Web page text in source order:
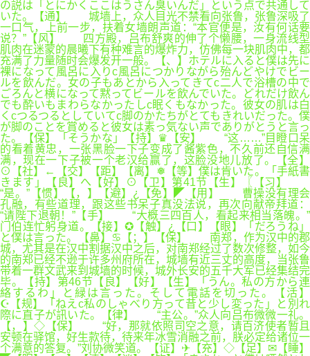
の説は「とにかくここはうさん臭いんだ」という点で共通して
いた。【通】 城墙上，众人目光不禁看向张鲁，张鲁深吸了
一口气，上前一步，扶着女墙朗声道：“本官便是，汝有何话要
说？”【风】 四方殿，吕布舒爽的伸了个懒腰，一身流线型
肌肉在迷蒙的晨曦下有种难言的爆炸力，仿佛每一块肌肉中，都
充满了力量随时会爆发开一般。【、】ホテルに入ると僕は先に
裸になって風呂に入りc風呂につかりながら殆んどやけでビー
ルを飲んだ。女の子もあとから入ってきてc二人で浴槽の中で
ごろんと横になって黙ってビールを飲んでいた。どれだけ飲ん
でも酔いもまわらなかったしc眠くもなかった。彼女の肌は白
くcつるつるとしていてc脚のかたちがとてもきれいだった。僕
が脚のことを賞めると彼女は素っ気ない声でありがとうと言っ
た。【保】「そうかな」【持】♛【安】 “这……”目瞪口呆
的看着黄忠，一张黑脸一下子变成了酱紫色，不久前还自信满
满，现在一下子被一个老汉给赢了，这脸没地儿放了。【全】
⊙【社】←【交】【距】【离】❅【等】僕は肯いた。「手紙書
きます」【良】へ【好】⊙【卫】第41节【生】〖【习】
“是。”【惯】【，】【避】¿【免】◤【用】 曹操没有理会
孔融，有些道理，跟这些书呆子真没法说，再次向献帝拜道：
“请陛下退朝！”【手】 “大概三四百人，看起来相当落魄。”
门伯连忙躬身道。【接】✪【触】¿【口】【眼】「だろうね」
と僕は言った。【鼻】♋【；】【保】 南郑，作为汉中的郡
城，尤其是在汉中割据汉中之后，对南郑经过了数次修整，如今
的南郑已经不逊于许多州府所在，城墙有近三丈的高度，当张鲁
带着一群文武来到城墙的时候，城外长安的五千大军已经集结完
毕。【持】第46节【良】【好】【生】「うん。私の方から連
絡するわ」と緑は言った。そして電話を切った。【活】
☪【规】「ねえc私のしゃべり方って昔と少し変った」と別れ
際に直子が訊いた。【律】 “主公。”众人向吕布微微一礼。
【，】◇【保】 “好，那就依照司空之意，请百济使者暂且
安顿在驿馆，好生款待，待来年冰雪消融之前，朕必定给诸位一
个满意的答复。”刘协微笑道。【证】✈【充】◇【足】✉【睡】